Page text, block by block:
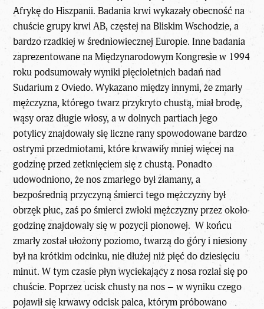
Afrykę do Hiszpanii. Badania krwi wykazały obecność na
chuście grupy krwi AB, częstej na Bliskim Wschodzie, a
bardzo rzadkiej w średniowiecznejEuropie. Inne badania
zaprezentowane na Międzynarodowym Kongresie w 1994
roku podsumowały wyniki pięcioletnich badań nad
Sudarium z Oviedo. Wykazano między innymi, że zmarły
mężczyzna, którego twarz przykryto chustą, miał brodę,
wąsy oraz długie włosy, a w dolnych partiach jego
potylicy znajdowały się liczne rany spowodowane bardzo
ostrymi przedmiotami, które krwawiły mniej więcej na
godzinę przed zetknięciem się z chustą. Ponadto
udowodniono, że nos zmarłego był złamany, a
bezpośrednią przyczyną śmierci tego mężczyzny był
obrzęk płuc, zaś po śmierci zwłoki mężczyzny przez około
godzinę znajdowały się w pozycji pionowej. W końcu
zmarły został ułożony poziomo, twarzą do góry i niesiony
był na krótkim odcinku, nie dłużej niż pięć do dziesięciu
minut. W tym czasie płyn wyciekający z nosa rozlał się po
chuście. Poprzez ucisk chusty na nos – w wyniku czego
pojawił się krwawy odcisk palca, którym próbowano